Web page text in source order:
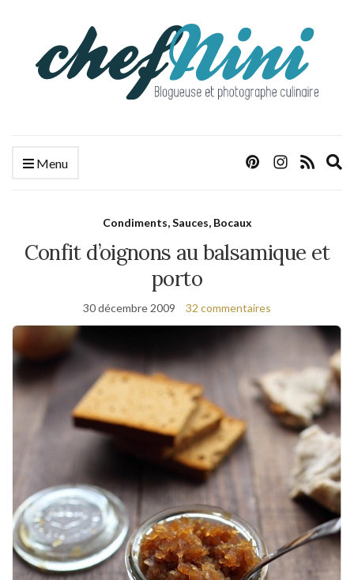
Menu
Condiments, Sauces, Bocaux
Confit d’oignons au balsamique et
porto
30 décembre 2009 32 commentaires